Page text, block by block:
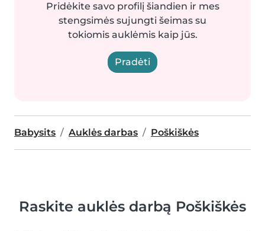
Pridėkite savo profilį šiandien ir mes
stengsimės sujungti šeimas su
tokiomis auklėmis kaip jūs.
Pradėti
Babysits Auklės darbas Poškiškės
Raskite auklės darbą Poškiškės